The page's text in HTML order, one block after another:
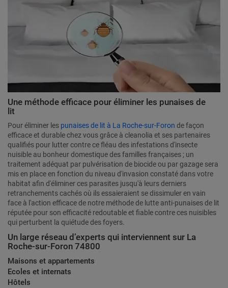
Une méthode efficace pour éliminer les punaises de
lit
Pour éliminer les punaises de lit à La Roche-sur-Foron de façon
efficace et durable chez vous grâce à cleanolia et ses partenaires
qualifiés pour lutter contre ce fléau des infestations d'insecte
nuisible au bonheur domestique des familles françaises ; un
traitement adéquat par pulvérisation de biocide ou par gazage sera
mis en place en fonction du niveau d'invasion constaté dans votre
habitat afin d'éliminer ces parasites jusqu'à leurs derniers
retranchements cachés où ils essaieraient se dissimuler en vain
face à l'action efficace de notre méthode de lutte anti-punaises de lit
réputée pour son efficacité redoutable et fiable contre ces nuisibles
qui perturbent la quiétude des foyers.
Un large réseau d’experts qui interviennent sur La
Roche-sur-Foron 74800
Maisons et appartements
Ecoles et internats
Hôtels